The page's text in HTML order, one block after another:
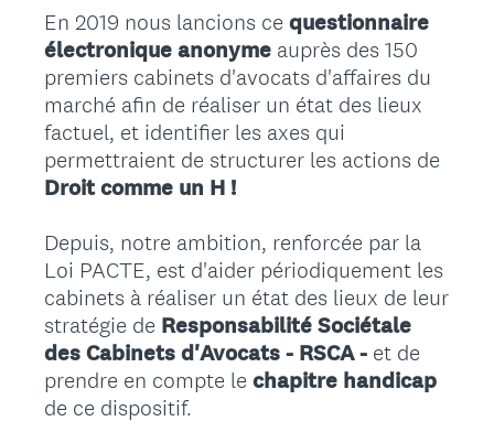
En 2019 nous lancions ce questionnaire
électronique anonyme auprès des 150
premiers cabinets d'avocats d'affaires du
marché afin de réaliser un état des lieux
factuel, et identifier les axes qui
permettraient de structurer les actions de
Droit comme un H !
Depuis, notre ambition, renforcée par la
Loi PACTE, est d'aider périodiquement les
cabinets à réaliser un état des lieux de leur
stratégie de Responsabilité Sociétale
des Cabinets d'Avocats - RSCA - et de
prendre en compte le chapitre handicap
de ce dispositif.